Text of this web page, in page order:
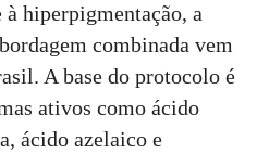
à hiperpigmentação, a
combinada vem
A base do protocolo é
ativos como ácido
ácido azelaico e